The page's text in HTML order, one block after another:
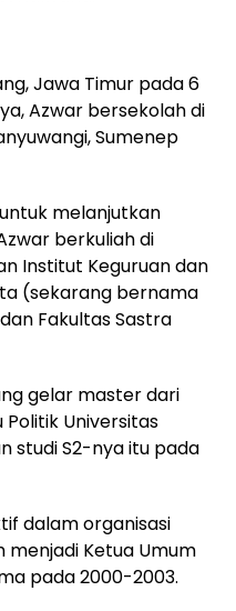
Jawa Timur pada 6
Azwar bersekolah di
Sumenep
melanjutkan
berkuliah di
Institut Keguruan dan
(sekarang bernama
Fakultas Sastra
gelar master dari
Politik Universitas
studi S2-nya itu pada
dalam organisasi
menjadi Ketua Umum
pada 2000-2003.